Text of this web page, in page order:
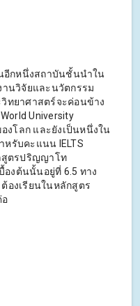
อีกหนึ่งสถาบันชั้นนำใน
านวิจัยและนวัตกรรม
ทยาศาสตร์จะค่อนข้าง
University
งโลก และยังเป็นหนึ่งใน
หรับคะแนน IELTS
สูตรปริญญาโท
องต้นนั้นอยู่ที่ 6.5 ทาง
องเรียนในหลักสูตร
อ